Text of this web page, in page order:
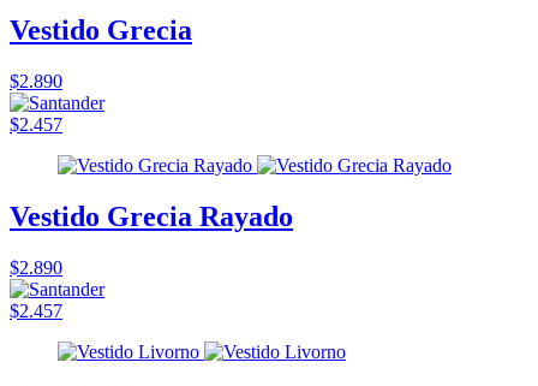
Vestido Grecia
$2.890
$2.457
Vestido Grecia Rayado
$2.890
$2.457